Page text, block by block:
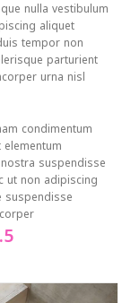
nulla vestibulum
aliquet
tempor non
parturient
urna nisl
condimentum
suspendisse
ut non adipiscing
suspendisse
5.